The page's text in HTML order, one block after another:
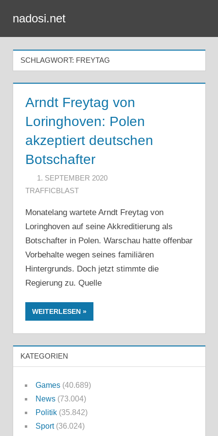
Inhalt
springen
nadosi.net
SCHLAGWORT: FREYTAG
Arndt Freytag von
Loringhoven: Polen
akzeptiert deutschen
Botschafter
1. SEPTEMBER 2020
TRAFFICBLAST
Monatelang wartete Arndt Freytag von
Loringhoven auf seine Akkreditierung als
Botschafter in Polen. Warschau hatte offenbar
Vorbehalte wegen seines familiären
Hintergrunds. Doch jetzt stimmte die
Regierung zu. Quelle
WEITERLESEN
KATEGORIEN
Games(40.689)
News(73.004)
Politik(35.842)
Sport(36.024)